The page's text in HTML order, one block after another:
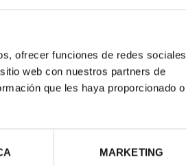
ofrecer funciones de redes sociales
web con nuestros partners de
que les haya proporcionado o
MARKETING
SUSCRIPCIÓN CAPITALES DE
949,00 €
Sólo para usuarios registrados